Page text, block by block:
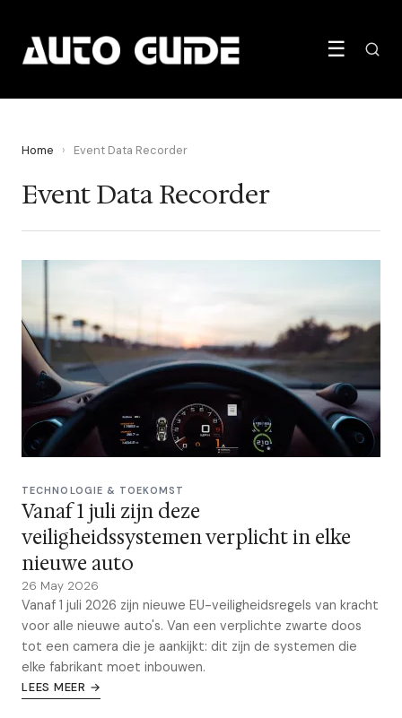
☰
Home › Event Data Recorder
Event Data Recorder
TECHNOLOGIE & TOEKOMST
Vanaf 1 juli zijn deze
veiligheidssystemen verplicht in elke
nieuwe auto
26 May 2026
Vanaf 1 juli 2026 zijn nieuwe EU-veiligheidsregels van kracht
voor alle nieuwe auto's. Van een verplichte zwarte doos
tot een camera die je aankijkt: dit zijn de systemen die
elke fabrikant moet inbouwen.
LEES MEER →